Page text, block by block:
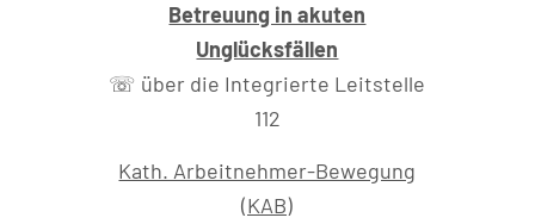
Betreuung in akuten
Unglücksfällen
☏ über die Integrierte Leitstelle
112
Kath. Arbeitnehmer-Bewegung
(KAB)